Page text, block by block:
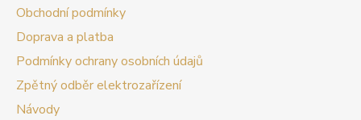
Obchodní podmínky
Doprava a platba
Podmínky ochrany osobních údajů
Zpětný odběr elektrozařízení
Návody